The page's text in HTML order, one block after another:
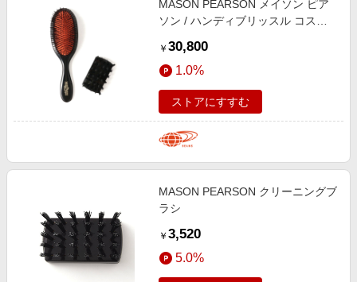
MASON PEARSON メイソン ピア
ソン / ハンディブリッスル コス
￥ 30,800
1.0%
ストアにすすむ
MASON PEARSON クリーニングブ
ラシ
￥ 3,520
5.0%